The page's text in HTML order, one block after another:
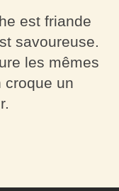
est friande
savoureuse.
les mêmes
croque un